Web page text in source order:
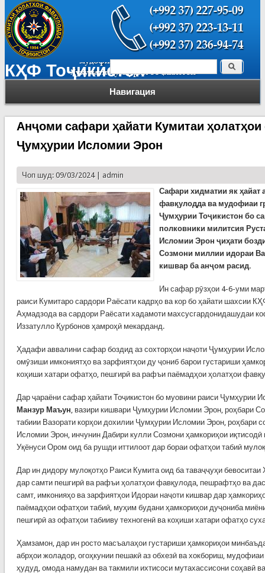
КҲФ Тоҷикистон
Навигация
Форма поиска Поиск
Анҷоми сафари ҳайати Кумитаи
Ҷумҳурии Исломии Эрон
Чоп шуд: 09/03/2024 | admin
Сафари хидматии як ҳайат
фавқулодда ва мудофиаи
Ҷумҳурии Тоҷикистон бо
полковники милитсия
Исломии Эрон ҷиҳати
Созмони миллии идораи
кишвар ба анҷом расид.
Ин сафар рӯзҳои 4-6-уми
раиси Кумитаро сардори Раёсати кадрҳо ва кор бо ҳайати шахсии
Аҳмадзода ва сардори Раёсати хадамоти махсусгардонидашудаи
Иззатулло Қурбонов ҳамроҳӣ мекарданд.
Ҳадафи аввалини сафар боздид аз сохторҳои наҷоти Ҷумҳурии
омӯзиши имкониятҳо ва зарфиятҳои ду ҷониб барои густариши
коҳиши хатари офатҳо, пешгирӣ ва рафъи паёмадҳои ҳолатҳои
Дар ҷараёни сафар ҳайати Тоҷикистон бо муовини раиси Ҷумҳурии
Манзур Маъун, вазири кишвари Ҷумҳурии Исломии Эрон, роҳбари
табиии Вазорати корҳои дохилии Ҷумҳурии Исломии Эрон, роҳбари
Исломии Эрон, инчунин Дабири кулли Созмони ҳамкориҳои
Уқёнуси Ором оид ба рушди иттилоот дар бораи офатҳои табиӣ
Дар ин дидору мулоқотҳо Раиси Кумита оид ба таваҷҷуҳи
дар самти пешгирӣ ва рафъи ҳолатҳои фавқулода, пешрафтҳо ва
самт, имконияҳо ва зарфиятҳои Идораи наҷоти кишвар дар
паёмадҳои офатҳои табиӣ, муҳим будани ҳамкориҳои дуҷониба
пешгирӣ аз офатҳои табииву техногенӣ ва коҳиши хатари офатҳо
Ҳамзамон, дар ин росто масъалаҳои густариши ҳамкориҳои
абрҳои жоладор, огоҳкунии пешакӣ аз обхезӣ ва хокбориш,
ҳудуд, омода намудан ва такмили ихтисоси мутахассисони соҳавӣ